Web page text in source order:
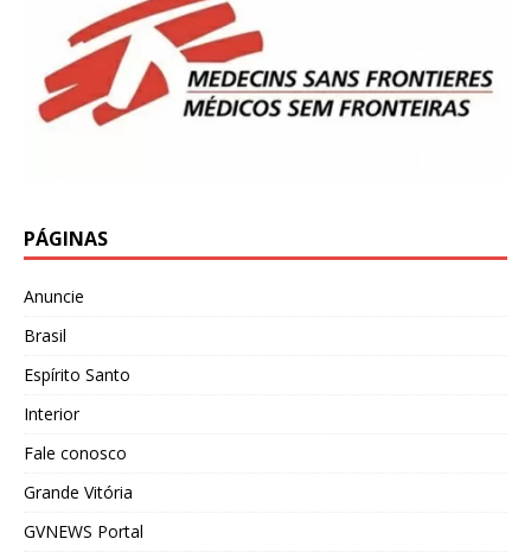
PÁGINAS
Anuncie
Brasil
Espírito Santo
Interior
Fale conosco
Grande Vitória
GVNEWS Portal